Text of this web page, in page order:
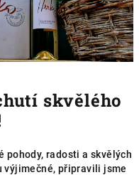
skvělého
pohody, radosti a skvělých
výjimečné, připravili jsme